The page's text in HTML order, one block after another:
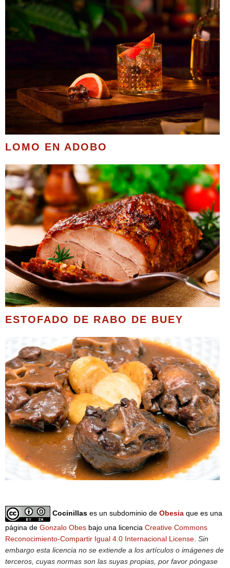
LOMO EN ADOBO
ESTOFADO DE RABO DE BUEY
Cocinillas es un subdominio de Obesia que es una
página de Gonzalo Obes bajo una licencia Creative Commons
Reconocimiento-Compartir Igual 4.0 Internacional License Sin
embargo esta licencia no se extiende a los artículos o imágenes de
terceros, cuyas normas son las suyas propias, por favor póngase